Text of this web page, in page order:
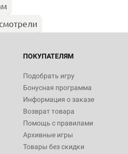
ПОКУПАТЕЛЯМ
Подобрать игру
Бонусная программа
Информация о заказе
Возврат товара
Помощь с правилами
Архивные игры
Товары без скидки